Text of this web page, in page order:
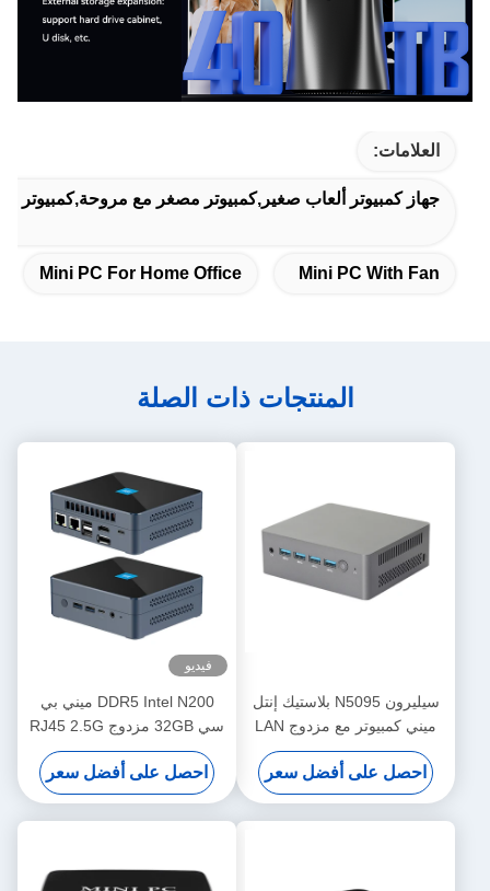
العلامات:
جهاز كمبيوتر ألعاب صغير,كمبيوتر مصغر مع مروحة,كمبيوتر
Mini PC With Fan
Mini PC For Home Office
المنتجات ذات الصلة
سيليرون N5095 بلاستيك إنتل
ميني كمبيوتر مع مزدوج LAN
DDR4 16G مزدوج النطاق
الواي فاي ومروحة
احصل على أفضل سعر
فيديو
DDR5 Intel N200 ميني بي
سي 32GB مزدوج RJ45 2.5G
LAN مع مروحة للمكتب
المنزلي
احصل على أفضل سعر